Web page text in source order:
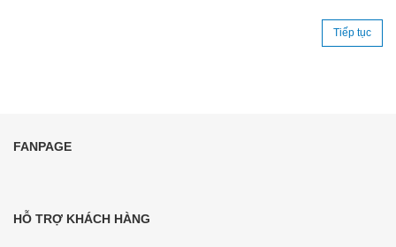
Tiếp tục
FANPAGE
HỖ TRỢ KHÁCH HÀNG